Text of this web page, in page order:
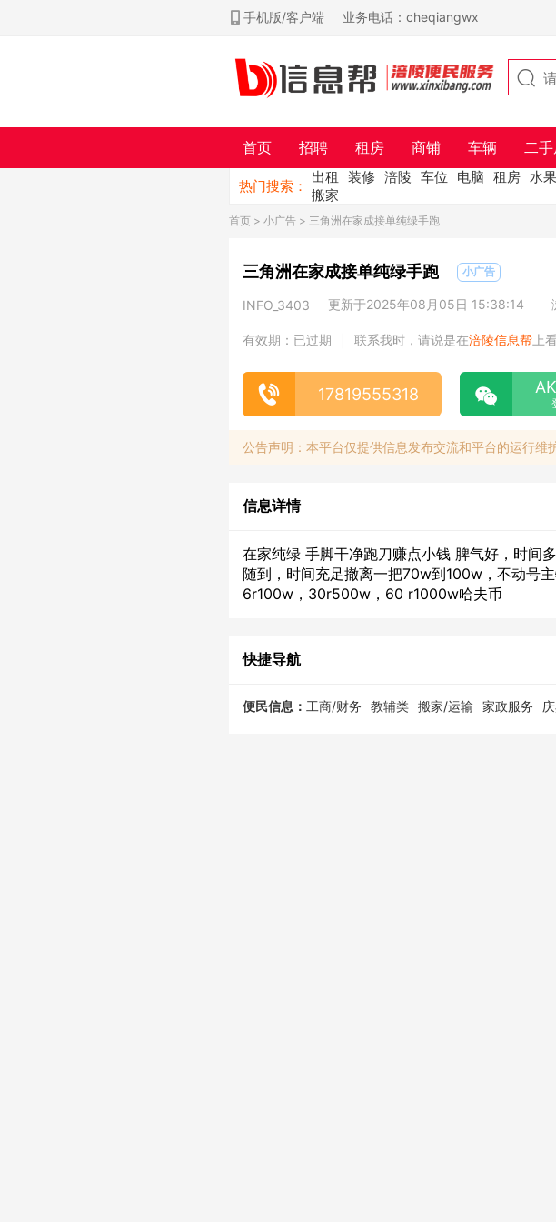
手机版/客户端 业务电话：cheqiangwx
首页 招聘 租房 商铺 车辆 二
热门搜索：
出租 装修 涪陵 车位 电脑 租房 水
搬家
首页 > 小广告 > 三角洲在家成接单纯绿手跑
三角洲在家成接单纯绿手跑 小广告
INFO_3403 更新于2025年08月05日 15:38:14
有效期：已过期 联系我时，请说是在涪陵信息帮 上
17819555318
公告声明：本平台仅提供信息发布交流和平台的运行
信息详情
在家纯绿 手脚干净跑刀赚点小钱 脾气好，时间
随到，时间充足撤离一把70w到100w，不动号
6r100w，30r500w，60 r1000w哈夫币
快捷导航
便民信息： 工商/财务 教辅类 搬家/运输 家政服务